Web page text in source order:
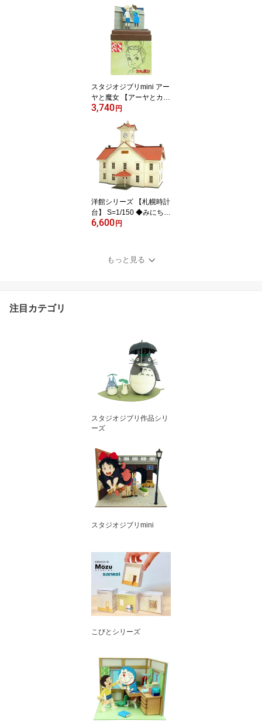
マ】 non-scale ◆みにち
ゅあーとキット おうち時
間 工作 ミニチュア イン
テリア
スタジオジブリmini アー
ヤと魔女 【アーヤとカス
タード】 ◆みにちゅあー
とキット おうち時間 工
作 ミニチュア インテリ
3,740 円
洋館シリーズ 【札幌時計
台】 S=1/150 ◆みにちゅ
あーとキット ジオラマ N
ンテリア
6,600 円
もっと見る
注目カテゴリ
スタジオジブリ作品シリ
ーズ
スタジオジブリmini
こびとシリーズ